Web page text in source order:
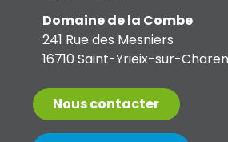
Domaine de la Combe
241 Rue des Mesniers
16710 Saint-Yrieix-sur-
Nous contacter